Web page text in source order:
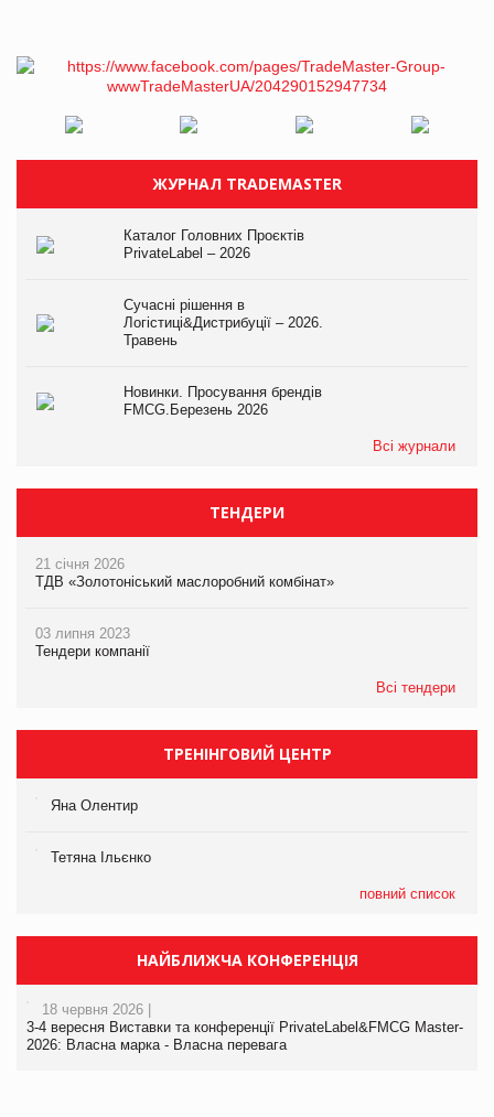
ЖУРНАЛ TRADEMASTER
Каталог Головних Проєктів
PrivateLabel – 2026
Сучасні рішення в
Логістиці&Дистрибуції – 2026.
Травень
Новинки. Просування брендів
FMCG.Березень 2026
Всі журнали
ТЕНДЕРИ
21 січня 2026
ТДВ «Золотоніський маслоробний комбінат»
03 липня 2023
Тендери компанії
Всі тендери
ТРЕНІНГОВИЙ ЦЕНТР
Яна Олентир
Тетяна Ільєнко
повний список
НАЙБЛИЖЧА КОНФЕРЕНЦІЯ
18 червня 2026 |
3-4 вересня Виставки та конференції PrivateLabel&FMCG Master-
2026: Власна марка - Власна перевага